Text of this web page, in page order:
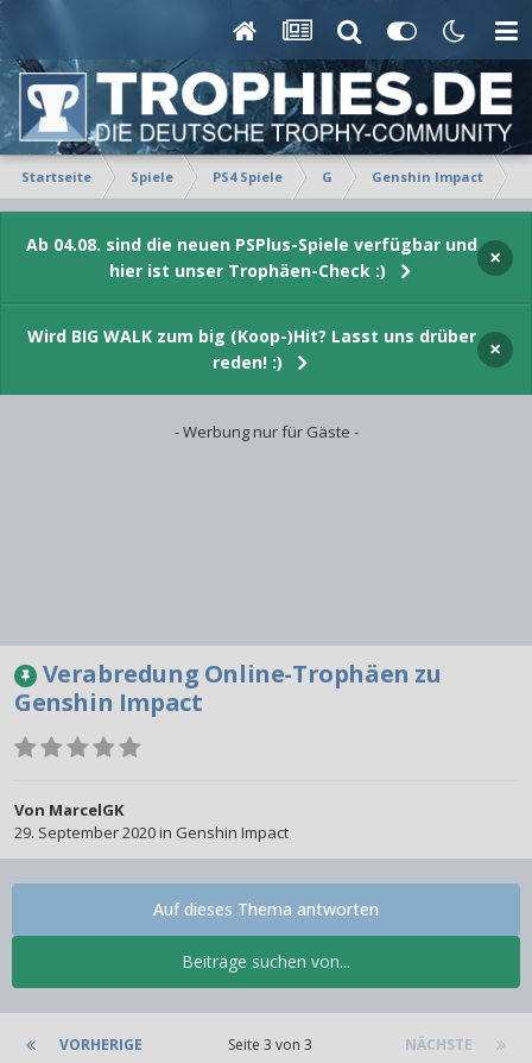
Startseite Spiele PS4 Spiele G Genshin Impact
Ab 04.08. sind die neuen PSPlus-Spiele verfügbar und
hier ist unser Trophäen-Check :)
×
Wird BIG WALK zum big (Koop-)Hit? Lasst uns drüber
reden! :)
×
- Werbung nur für Gäste -
Verabredung Online-Trophäen zu
Genshin Impact
Von MarcelGK
29. September 2020in Genshin Impact
Beiträge suchen von...
Auf dieses Thema antworten
VORHERIGE NÄCHSTE
Seite 3 von 3